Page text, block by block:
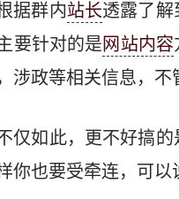
据群内站长透露了解
要针对的是网站内容
涉政等相关信息，不
仅如此，更不好搞
你也要受牵连，可以